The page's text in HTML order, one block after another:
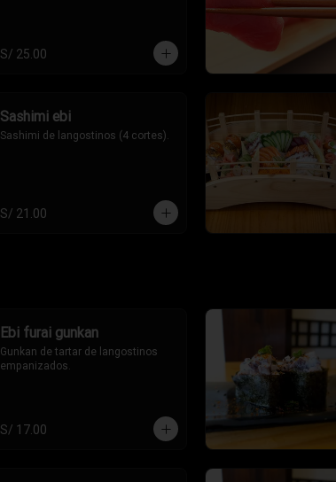
S/ 25.00
Sashimi ebi
Sashimi de langostinos (4 cortes).
S/ 21.00
Ebi furai gunkan
Gunkan de tartar de langostinos
empanizados.
S/ 17.00